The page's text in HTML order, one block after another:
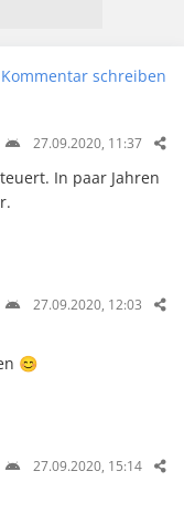
Kommentar schreiben
27.09.2020, 11:37
In paar Jahren
27.09.2020, 12:03
😊
27.09.2020, 15:14